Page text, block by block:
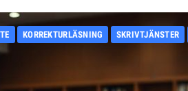
KORREKTURLÄSNING SKRIVTJÄNSTER